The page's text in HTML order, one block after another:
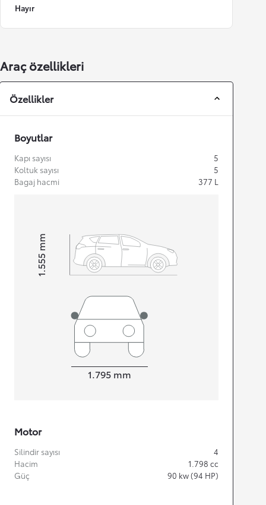
Hayır
Araç özellikleri
Özellikler
Boyutlar
Kapı sayısı
5
Koltuk sayısı
5
Bagaj hacmi
377 L
Height1.555
mm
Width
1.795 mm
Motor
Silindir sayısı
4
Hacim
1.798 cc
Güç
90 kw (94 HP)